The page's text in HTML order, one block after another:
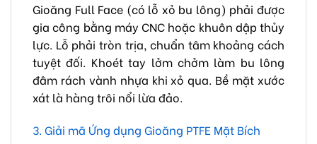
Gioăng Full Face (có lỗ xỏ bu lông) phải được
gia công bằng máy CNC hoặc khuôn dập thủy
lực. Lỗ phải tròn trịa, chuẩn tâm khoảng cách
tuyệt đối. Khoét tay lởm chởm làm bu lông
đâm rách vành nhựa khi xỏ qua. Bề mặt xước
xát là hàng trôi nổi lừa đảo.
3. Giải mã Ứng dụng Gioăng PTFE Mặt Bích